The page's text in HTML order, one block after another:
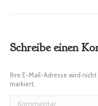
Schreibe einen
Ihre E-Mail-Adresse wird
markiert.
Kommentar